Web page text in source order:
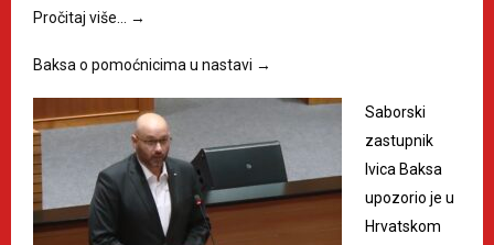
Pročitaj više…
→
Baksa o pomoćnicima u nastavi →
Saborski
zastupnik
Ivica Baksa
upozorio je u
Hrvatskom